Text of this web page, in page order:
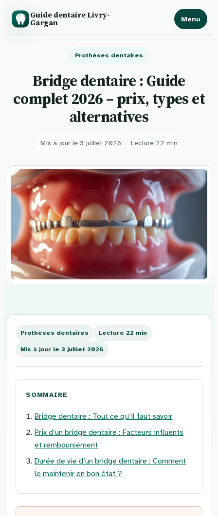
Guide dentaire Livry-
Gargan Menu
Prothèses dentaires
Bridge dentaire : Guide
complet 2026 – prix, types et
alternatives
Mis à jour le 3 juillet 2026 Lecture 22 min
contenu
Prothèses dentaires Lecture 22 min
Mis à jour le 3 juillet 2026
SOMMAIRE
Bridge dentaire : Tout ce qu’il faut savoir
Prix d’un bridge dentaire : Facteurs influents
et remboursement
Durée de vie d’un bridge dentaire : Comment
le maintenir en bon état ?